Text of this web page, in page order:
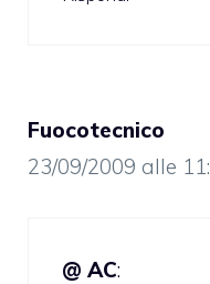
Fuocotecnico
23/09/2009 alle
@ AC: